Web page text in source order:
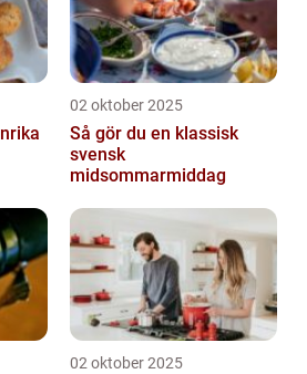
02 oktober 2025
Så gör du en klassisk
svensk
midsommarmiddag
02 oktober 2025